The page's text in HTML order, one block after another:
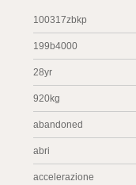
100317zbkp
199b4000
28yr
920kg
abandoned
abri
accelerazione